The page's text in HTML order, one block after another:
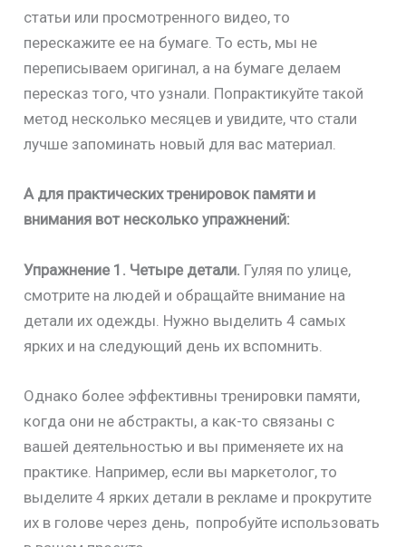
статьи или просмотренного видео, то
перескажите ее на бумаге. То есть, мы не
переписываем оригинал, а на бумаге делаем
пересказ того, что узнали. Попрактикуйте такой
метод несколько месяцев и увидите, что стали
лучше запоминать новый для вас материал.
А для практических тренировок памяти и
внимания вот несколько упражнений:
Упражнение 1. Четыре детали. Гуляя по улице,
смотрите на людей и обращайте внимание на
детали их одежды. Нужно выделить 4 самых
ярких и на следующий день их вспомнить.
Однако более эффективны тренировки памяти,
когда они не абстракты, а как-то связаны с
вашей деятельностью и вы применяете их на
практике. Например, если вы маркетолог, то
выделите 4 ярких детали в рекламе и прокрутите
их в голове через день, попробуйте использовать